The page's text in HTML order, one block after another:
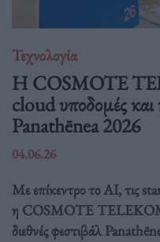
Τεχνολογία
Η COSMOTE
cloud υποδομές και
Panathēnea 2026
04.06.26
Με επίκεντρο το AI, τις
η COSMOTE TELEKOM
διεθνές φεστιβάλ